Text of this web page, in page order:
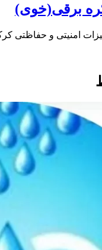
برقی(خوی)
و حفاظتی کرکره برقی